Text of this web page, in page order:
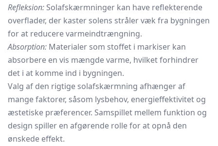
Refleksion: Solafskærmninger kan have reflekterende
overflader, der kaster solens stråler væk fra bygningen
for at reducere varmeindtrængning.
Absorption: Materialer som stoffet i markiser kan
absorbere en vis mængde varme, hvilket forhindrer
det i at komme ind i bygningen.
Valg af den rigtige solafskærmning afhænger af
mange faktorer, såsom lysbehov, energieffektivitet og
æstetiske præferencer. Samspillet mellem funktion og
design spiller en afgørende rolle for at opnå den
ønskede effekt.